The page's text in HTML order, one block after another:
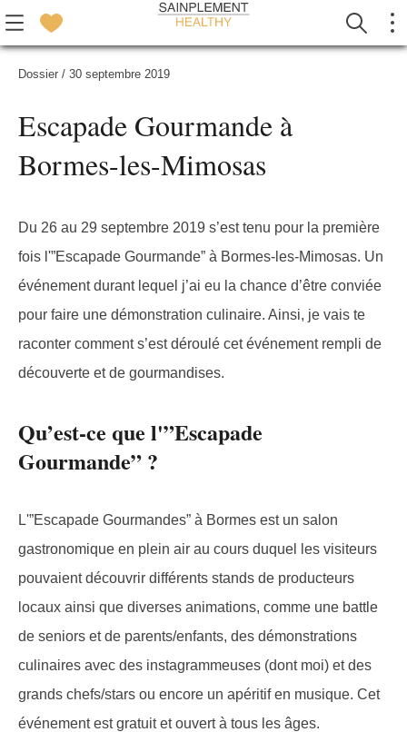
Dossier / 30 septembre 2019
Escapade Gourmande à
Bormes-les-Mimosas
Du 26 au 29 septembre 2019 s’est tenu pour la première
fois l'”Escapade Gourmande” à Bormes-les-Mimosas. Un
événement durant lequel j’ai eu la chance d’être conviée
pour faire une démonstration culinaire. Ainsi, je vais te
raconter comment s’est déroulé cet événement rempli de
découverte et de gourmandises.
Qu’est-ce que l'”Escapade
Gourmande” ?
L'”Escapade Gourmandes” à Bormes est un salon
gastronomique en plein air au cours duquel les visiteurs
pouvaient découvrir différents stands de producteurs
locaux ainsi que diverses animations, comme une battle
de seniors et de parents/enfants, des démonstrations
culinaires avec des instagrammeuses (dont moi) et des
grands chefs/stars ou encore un apéritif en musique. Cet
événement est gratuit et ouvert à tous les âges.